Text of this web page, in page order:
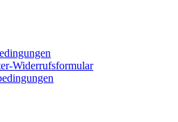
Widerrufsformular